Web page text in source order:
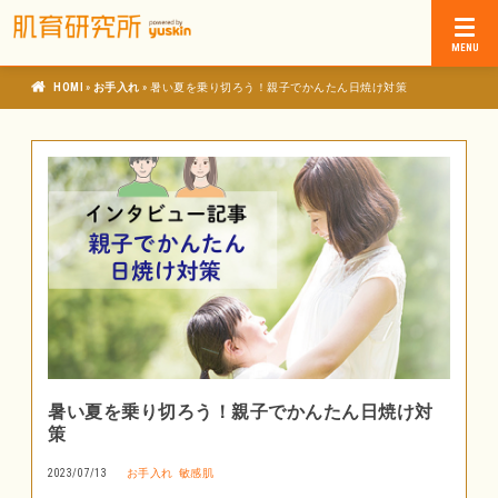
肌育研究所
» お手入れ » 暑い夏を乗り切ろう！親子でかんたん日焼け対策
暑い夏を乗り切ろう！親子でかんたん日焼け対
策
2023/07/13 お手入れ 敏感肌